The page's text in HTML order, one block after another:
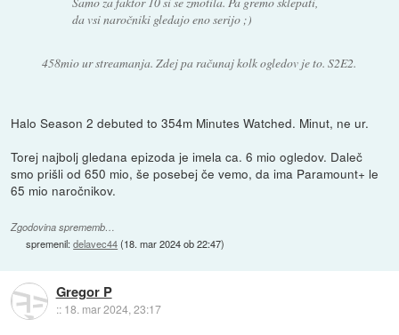
da vsi naročniki gledajo eno serijo ;)
458mio ur streamanja. Zdej pa računaj kolk ogledov je to. S2E2.
Halo Season 2 debuted to 354m Minutes Watched. Minut, ne ur.
Torej najbolj gledana epizoda je imela ca. 6 mio ogledov. Daleč
smo prišli od 650 mio, še posebej če vemo, da ima Paramount+ le
65 mio naročnikov.
Zgodovina sprememb…
spremenil:delavec44(18. mar 2024 ob 22:47)
Gregor P
:: 18. mar 2024, 23:17